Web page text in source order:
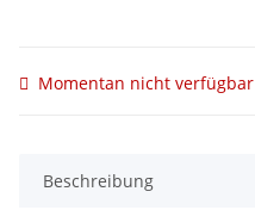
Momentan nicht verfügbar
Beschreibung